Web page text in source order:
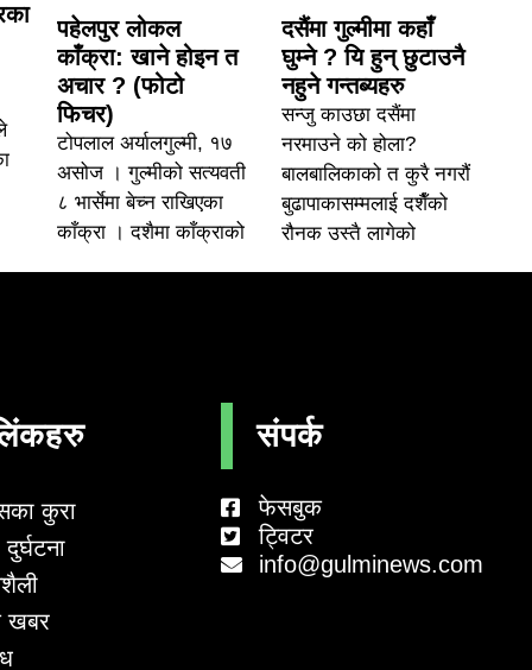
पहेलपुर लोकल
काँक्रा: खाने होइन त
अचार ? (फोटो
फिचर)
टोपलाल अर्यालगुल्मी, १७
असोज । गुल्मीको सत्यवती
८ भार्सेमा बेच्न राखिएका
काँक्रा । दशैमा काँक्राको
दसैंमा गुल्मीमा कहाँ
घुम्ने ? यि हुन् छुटाउनै
नहुने गन्तब्यहरु
सन्जु काउछा दसैंमा
नरमाउने को होला?
बालबालिकाको त कुरै नगरौं
बुढापाकासम्मलाई दशैँको
रौनक उस्तै लागेको
कुरा
संपर्क
फेसबुक
ट्विटर
info@gulminews.com